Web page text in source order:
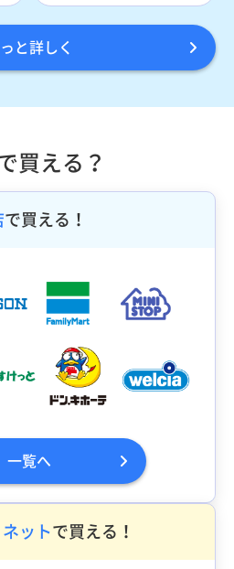
と詳しく
買える？
で買える！
一覧へ
ネットで買える！